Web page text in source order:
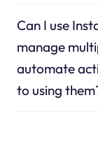
Can I use
manage
automate
to using